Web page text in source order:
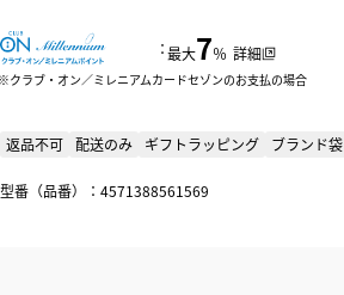
：最大7％ 詳細
クラブ・オン／ミレニアムカードセゾンのお支払の場合
返品不可 配送のみ ギフトラッピング ブランド袋
型番（品番）：4571388561569